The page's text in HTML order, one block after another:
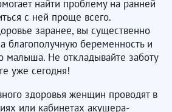
найти проблему на ранней
с ней проще всего.
заранее, вы существенно
благополучную беременность и
малыша. Не откладывайте заботу
уже сегодня!
здоровья женщин проводят в
или кабинетах акушера-